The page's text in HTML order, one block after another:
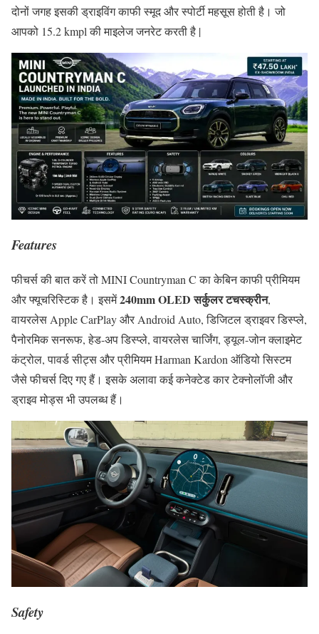
दोनों जगह इसकी ड्राइविंग काफी स्मूद और स्पोर्टी महसूस होती है। जो
आपको 15.2 kmpl की माइलेज जनरेट करती है |
Features
फीचर्स की बात करें तो MINI Countryman C का केबिन काफी प्रीमियम
और फ्यूचरिस्टिक है। इसमें240mm OLED सर्कुलर टचस्क्रीन,
वायरलेस Apple CarPlay और Android Auto, डिजिटल ड्राइवर डिस्प्ले,
पैनोरमिक सनरूफ, हेड-अप डिस्प्ले, वायरलेस चार्जिंग, ड्यूल-जोन क्लाइमेट
कंट्रोल, पावर्ड सीट्स और प्रीमियम Harman Kardon ऑडियो सिस्टम
जैसे फीचर्स दिए गए हैं। इसके अलावा कई कनेक्टेड कार टेक्नोलॉजी और
ड्राइव मोड्स भी उपलब्ध हैं।
Safety